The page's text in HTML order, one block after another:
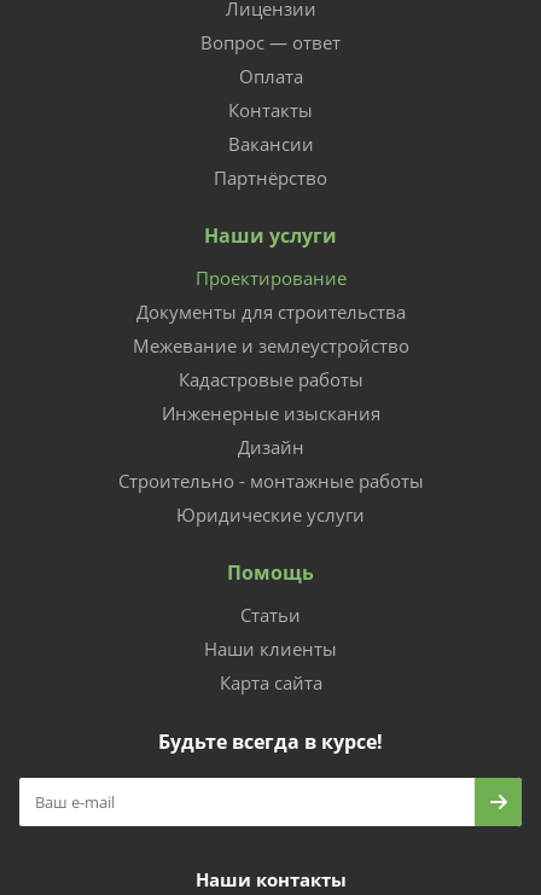
Лицензии
Вопрос — ответ
Оплата
Контакты
Вакансии
Партнёрство
Наши услуги
Проектирование
Документы для строительства
Межевание и землеустройство
Кадастровые работы
Инженерные изыскания
Дизайн
Строительно - монтажные работы
Юридические услуги
Помощь
Статьи
Наши клиенты
Карта сайта
Будьте всегда в курсе!
Наши контакты